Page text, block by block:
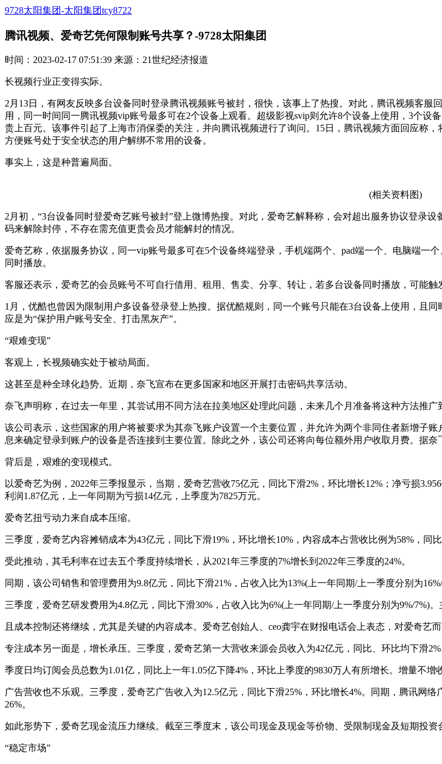
9728太阳集团-太阳集团tcy8722
腾讯视频、爱奇艺凭何限制账号共享？-9728太阳集团
时间：2023-02-17 07:51:39 来源：21世纪经济报道
长视频行业正变得实际。
2月13日，有网友反映多台设备同时登录腾讯视频账号被封，很快，该事上了热搜。对此，腾讯视频客
用，同一时间同一腾讯视频vip账号最多可在2个设备上观看。超级影视svip则允许8个设备上使用，3个
贵上百元。该事件引起了上海市消保委的关注，并向腾讯视频进行了询问。15日，腾讯视频方面回应称
方便账号处于安全状态的用户解绑不常用的设备。
事实上，这是种普遍局面。
(相关资料图)
2月初，“3台设备同时登爱奇艺账号被封”登上微博热搜。对此，爱奇艺解释称，会对超出服务协议登录
码来解除封停，不存在需充值更贵会员才能解封的情况。
爱奇艺称，依据服务协议，同一vip账号最多可在5个设备终端登录，手机端两个、pad端一个、电脑端一
同时播放。
客服还表示，爱奇艺的会员账号不可自行借用、租用、售卖、分享、转让，若多台设备同时播放，可能触
1月，优酷也曾因为限制用户多设备登录登上热搜。据优酷规则，同一个账号只能在3台设备上使用，且
应是为“保护用户账号安全、打击黑灰产”。
“艰难变现”
客观上，长视频确实处于被动局面。
这甚至是种全球化趋势。近期，奈飞宣布在更多国家和地区开展打击密码共享活动。
奈飞声明称，在过去一年里，其尝试用不同方法在拉美地区处理此问题，未来几个月准备将这种方法推
该公司表示，这些国家的用户将被要求为其奈飞账户设置一个主要位置，并允许为两个非同住者新增子
息来确定登录到账户的设备是否连接到主要位置。除此之外，该公司还将向每位额外用户收取月费。据奈
背后是，艰难的变现模式。
以爱奇艺为例，2022年三季报显示，当期，爱奇艺营收75亿元，同比下滑2%，环比增长12%；净亏损
利润1.87亿元，上一年同期为亏损14亿元，上季度为7825万元。
爱奇艺扭亏动力来自成本压缩。
三季度，爱奇艺内容摊销成本为43亿元，同比下滑19%，环比增长10%，内容成本占营收比例为58%，同
受此推动，其毛利率在过去五个季度持续增长，从2021年三季度的7%增长到2022年三季度的24%。
同期，该公司销售和管理费用为9.8亿元，同比下滑21%，占收入比为13%(上一年同期/上一季度分别为
三季度，爱奇艺研发费用为4.8亿元，同比下滑30%，占收入比为6%(上一年同期/上一季度分别为9%/7%)
且成本控制还将继续，尤其是关键的内容成本。爱奇艺创始人、ceo龚宇在财报电话会上表态，对爱奇艺
专注成本另一面是，增长承压。三季度，爱奇艺第一大营收来源会员收入为42亿元，同比、环比均下滑2%
季度日均订阅会员总数为1.01亿，同比上一年1.05亿下降4%，环比上季度的9830万人有所增长。增量不增
广告营收也不乐观。三季度，爱奇艺广告收入为12.5亿元，同比下滑25%，环比增长4%。同期，腾讯网
26%。
如此形势下，爱奇艺现金流压力继续。截至三季度末，该公司现金及现金等价物、受限制现金及短期投
“稳定市场”